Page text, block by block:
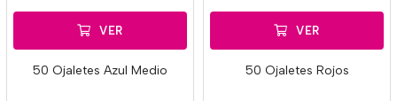
VER
50 Ojaletes Azul Medio
VER
50 Ojaletes Rojos